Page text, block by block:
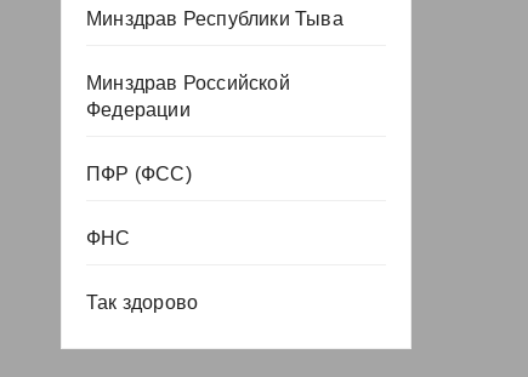
Минздрав Республики Тыва
Минздрав Российской
Федерации
ПФР (ФСС)
ФНС
Так здорово